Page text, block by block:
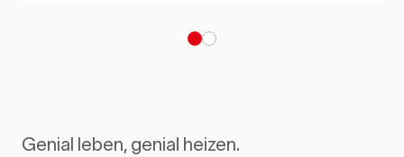
Genial leben, genial heizen.